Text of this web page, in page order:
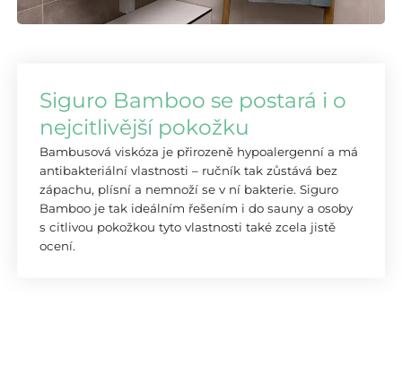
Siguro Bamboo se postará i o
nejcitlivější pokožku
Bambusová viskóza je přirozeně hypoalergenní a má
antibakteriální vlastnosti – ručník tak zůstává bez
zápachu, plísní a nemnoží se v ní bakterie. Siguro
Bamboo je tak ideálním řešením i do sauny a osoby
s citlivou pokožkou tyto vlastnosti také zcela jistě
ocení.